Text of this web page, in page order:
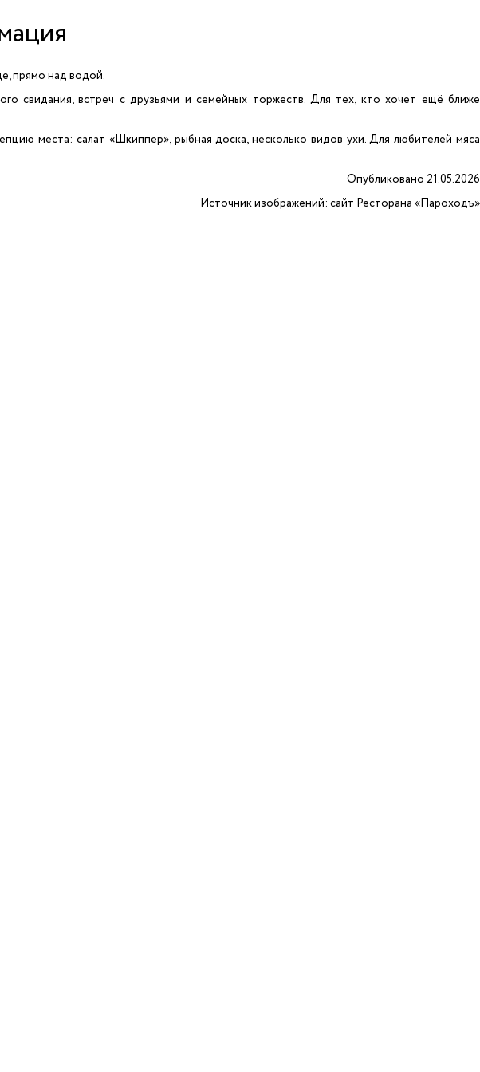
прямо над водой.
свидания, встреч с друзьями и семейных торжеств. Для тех, кто хочет ещё ближе
места: салат «Шкиппер», рыбная доска, несколько видов ухи. Для любителей мяса
Опубликовано 21.05.2026
Источник изображений: сайт Ресторана «Пароходъ»